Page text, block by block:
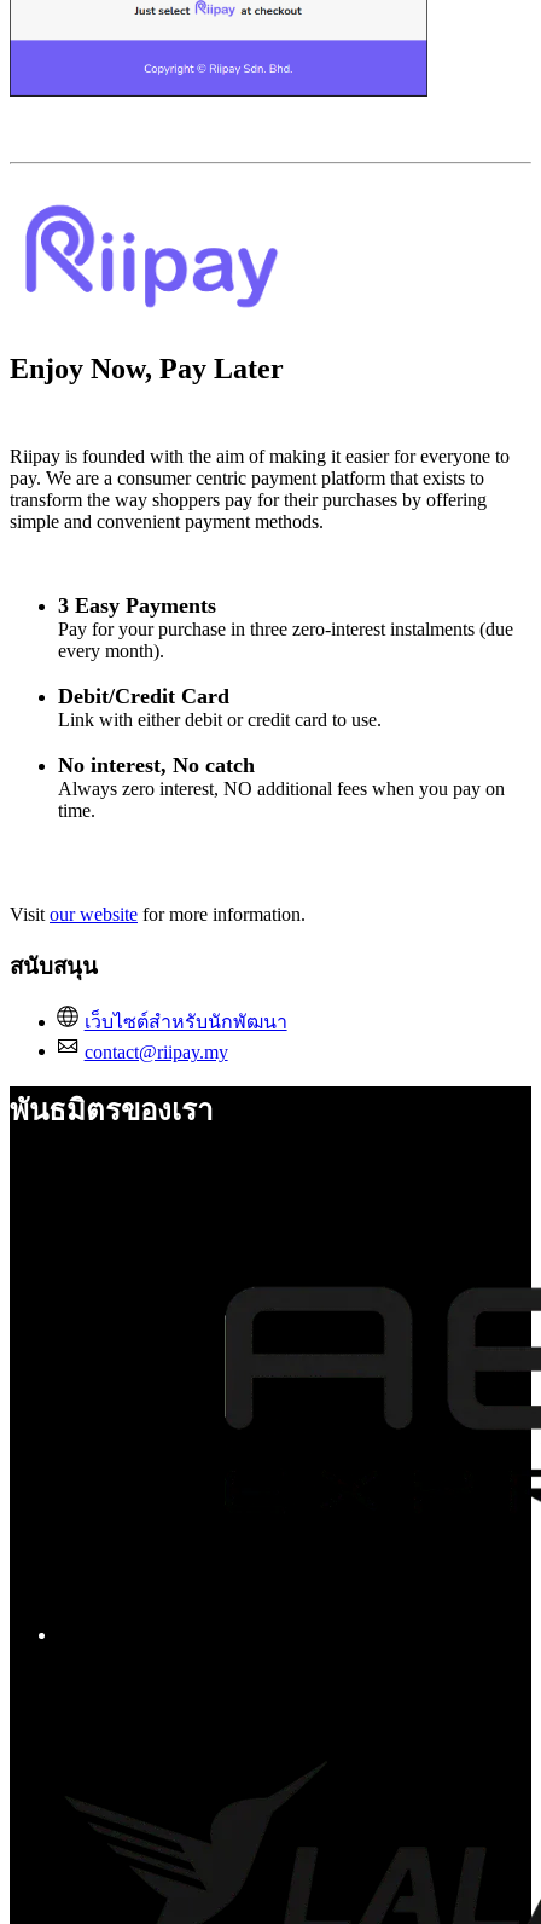
Enjoy Now, Pay Later
Riipay is founded with the aim of making it easier for everyone to
pay. We are a consumer centric payment platform that exists to
transform the way shoppers pay for their purchases by offering
simple and convenient payment methods.
3 Easy Payments
Pay for your purchase in three zero-interest instalments (due
every month).
Debit/Credit Card
Link with either debit or credit card to use.
No interest, No catch
Always zero interest, NO additional fees when you pay on
time.
Visit our website for more information.
สนับสนุน
เว็บไซต์สำหรับนักพัฒนา
contact@riipay.my
พันธมิตรของเรา